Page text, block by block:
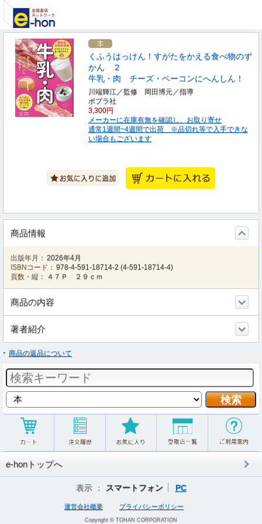
くふうはっけん！すがたをかえる食べ物のず
かん ２
牛乳・肉 チーズ・ベーコンにへんしん！
川端輝江／監修 岡田博元／指導
ポプラ社
3,300円
メーカーに在庫有無を確認し、お取り寄せ
通常1週間~4週間で出荷 ※品切れ等で入手できな
い場合もございます
商品情報
出版年月： 2026年4月
ISBNコード： 978-4-591-18714-2 (4-591-18714-4)
頁数・縦：
４７Ｐ ２９ｃｍ
商品の内容
著者紹介
商品の返品について
e-honトップへ
表示 ： スマートフォン PC
運営会社概要 プライバシーポリシー
Copyright © TOHAN CORPORATION